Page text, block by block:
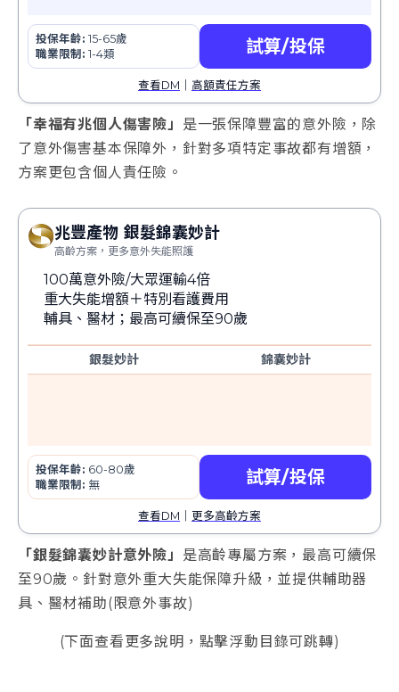
投保年齡: 15-65歲
職業限制: 1-4類 試算/投保
查看DM 高額責任方案
「幸福有兆個人傷害險」 是一張保障豐富的意外險，除
了意外傷害基本保障外，針對多項特定事故都有增額，
方案更包含個人責任險。
兆豐產物 銀髮錦囊妙計
高齡方案，更多意外失能照護
100萬意外險/大眾運輸4倍
重大失能增額＋特別看護費用
輔具、醫材；最高可續保至90歲
銀髮妙計 錦囊妙計
投保年齡: 60-80歲
職業限制: 無 試算/投保
查看DM 更多高齡方案
「銀髮錦囊妙計意外險」 是高齡專屬方案，最高可續保
至90歲。針對意外重大失能保障升級，並提供輔助器
具、醫材補助(限意外事故)
(下面查看更多說明，點擊浮動目錄可跳轉)